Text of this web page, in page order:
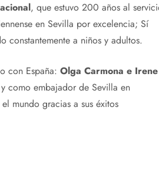
, que estuvo 200 años al
en Sevilla por excelencia; Sí
constantemente a niños y adultos.
con España: Olga Carmona e Irene
como embajador de Sevilla en
mundo gracias a sus éxitos